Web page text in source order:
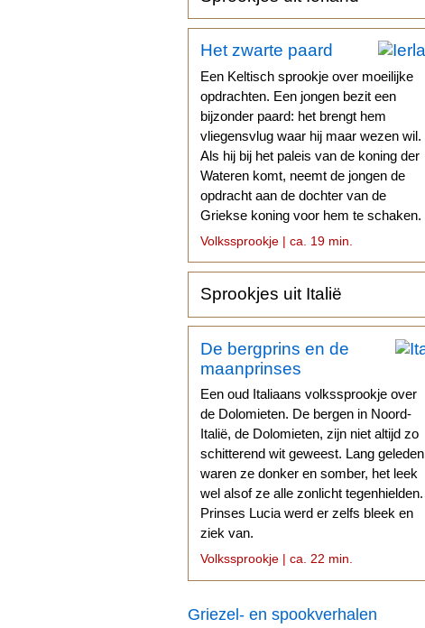
Het zwarte paard
Een Keltisch sprookje over moeilijke
opdrachten. Een jongen bezit een
bijzonder paard: het brengt hem
vliegensvlug waar hij maar wezen wil.
Als hij bij het paleis van de koning der
Wateren komt, neemt de jongen de
opdracht aan de dochter van de
Griekse koning voor hem te schaken.
Volkssprookje | ca. 19 min.
Sprookjes uit Italië
De bergprins en de
maanprinses
Een oud Italiaans volkssprookje over
de Dolomieten. De bergen in Noord-
Italië, de Dolomieten, zijn niet altijd zo
schitterend wit geweest. Lang geleden
waren ze donker en somber, het leek
wel alsof ze alle zonlicht tegenhielden.
Prinses Lucia werd er zelfs bleek en
ziek van.
Volkssprookje | ca. 22 min.
Griezel- en spookverhalen